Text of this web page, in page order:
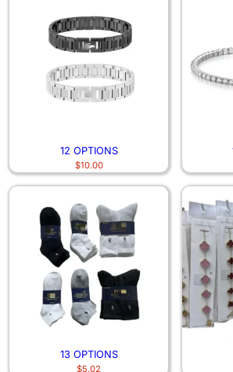
12 OPTIONS
$10.00
13 OPTIONS
$5.02